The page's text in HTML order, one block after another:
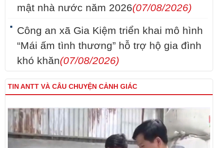
mật nhà nước năm 2026(07/08/2026)
Công an xã Gia Kiệm triển khai mô hình
“Mái ấm tình thương” hỗ trợ hộ gia đình
khó khăn(07/08/2026)
TIN ANTT VÀ CÂU CHUYỆN CẢNH GIÁC